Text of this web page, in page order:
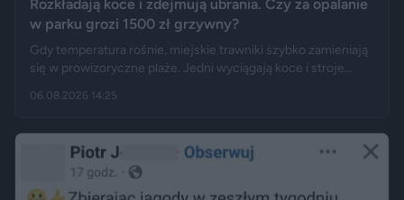
Rozkładają koce i zdejmują ubrania. Czy za opalanie
w parku grozi 1500 zł grzywny?
Gdy temperatura rośnie, miejskie trawniki szybko zamieniają
się w prowizoryczne plaże. Jedni wyciągają koce i stroje
legalne. Jak opisują Gazeta.pl i „Rzeczpospolita”, samo
przez nagość, złamanie regulaminu parku albo zajęcie
trawnika, który nie został przeznaczony do rekreacji.
06.08.2026 14:25